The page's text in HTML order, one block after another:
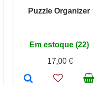
Puzzle Organizer
Em estoque (22)
17,00 €